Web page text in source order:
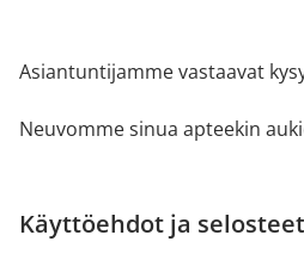
Asiantuntijamme vastaavat
Neuvomme sinua apteekin
Käyttöehdot ja selosteet